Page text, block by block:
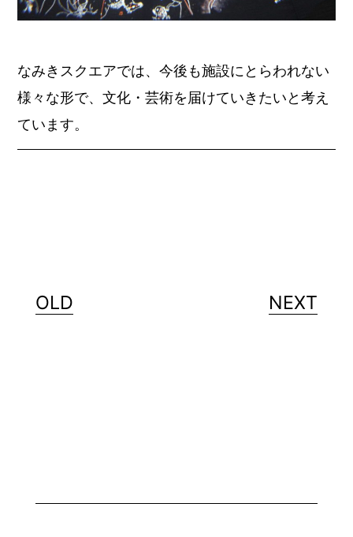
なみきスクエアでは、今後も施設にとらわれない
様々な形で、文化・芸術を届けていきたいと考え
ています。
OLD NEXT